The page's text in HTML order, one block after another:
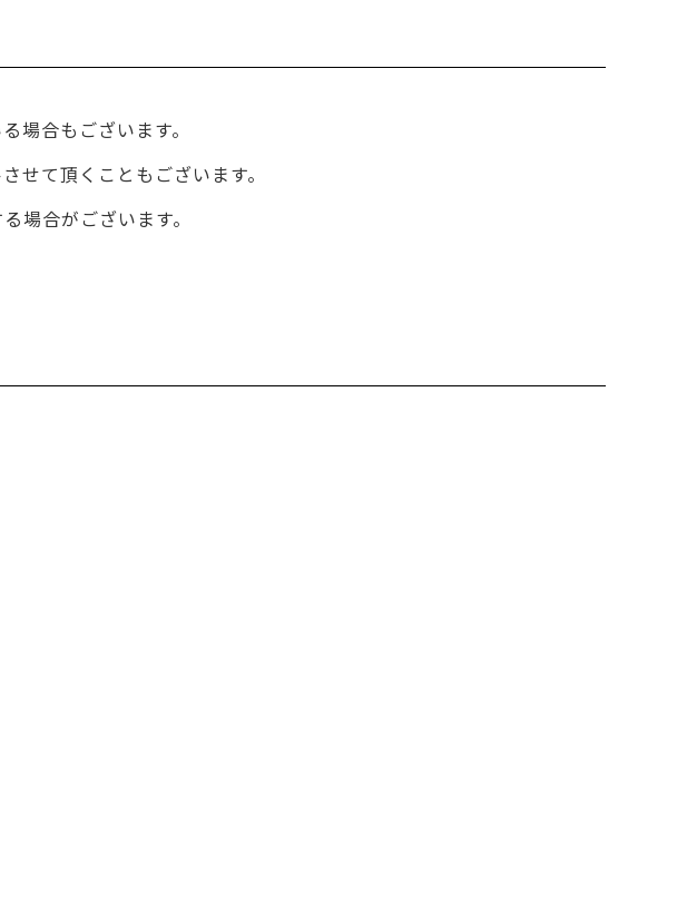
場合もございます。
せて頂くこともございます。
場合がございます。